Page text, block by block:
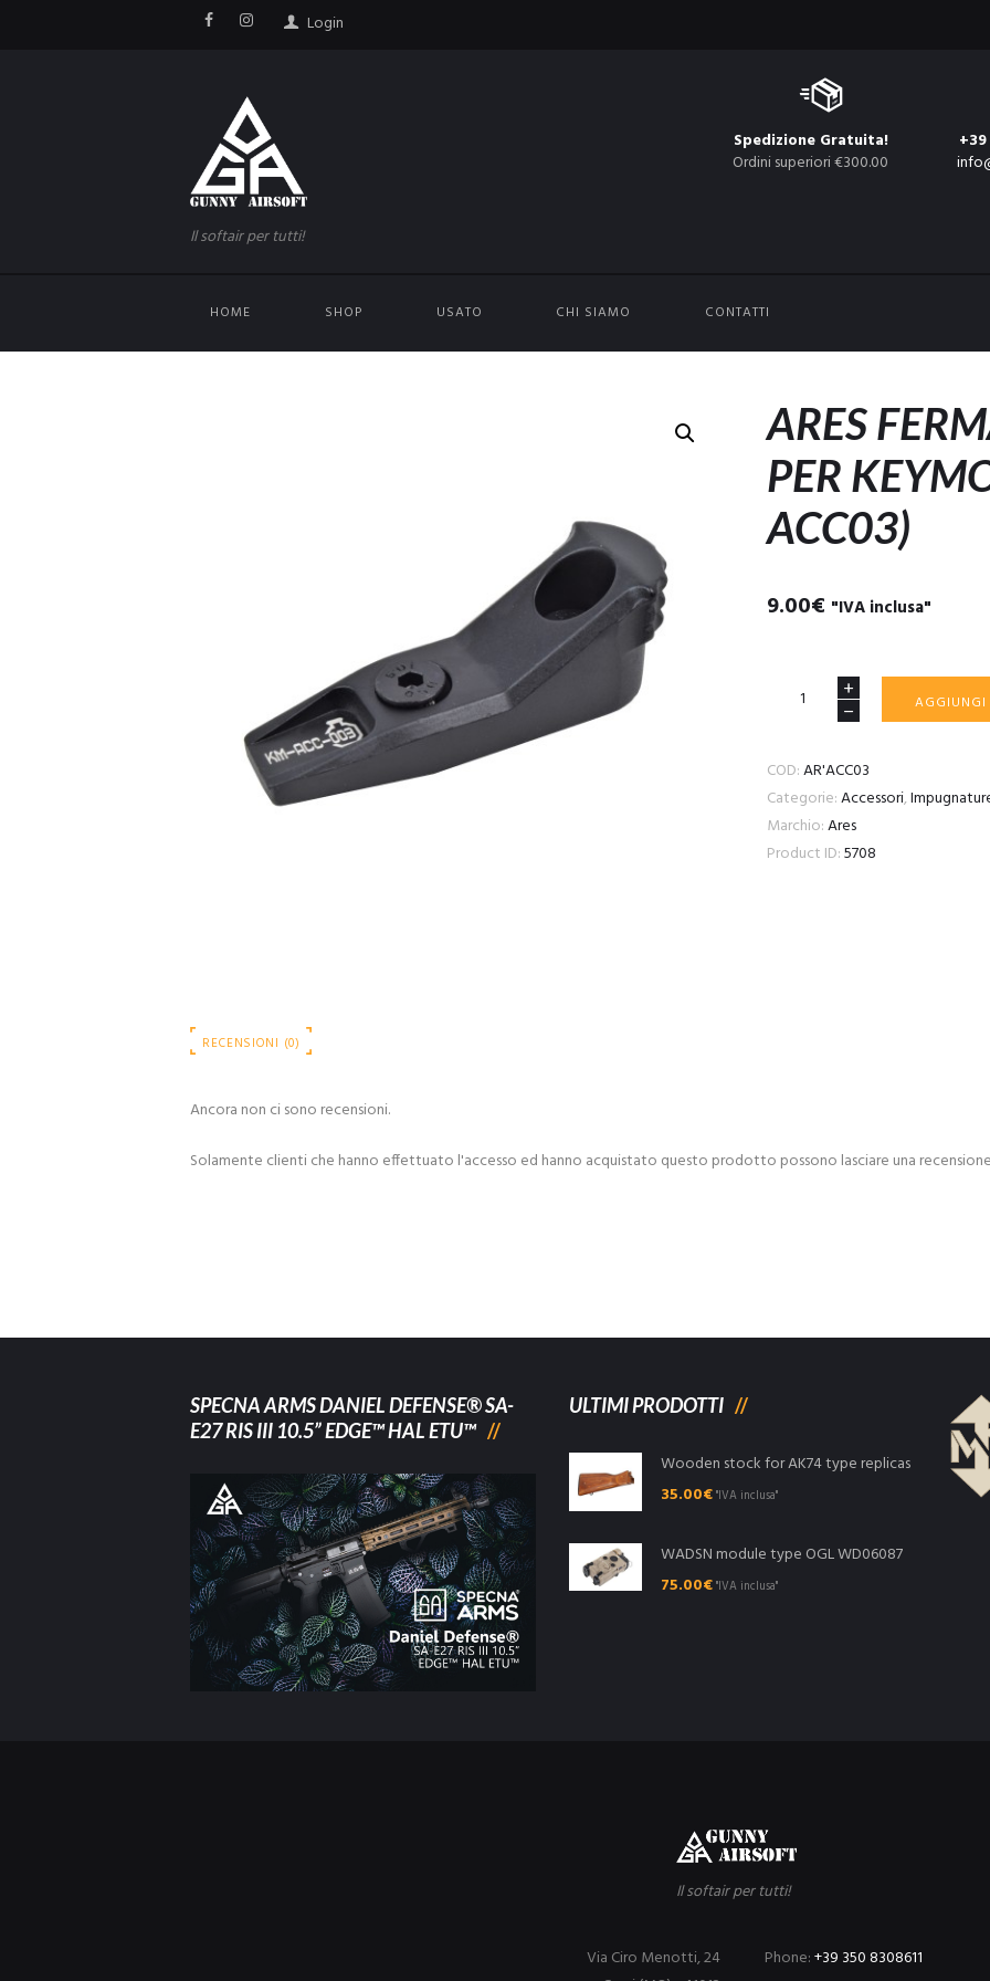
Login
Il softair per tutti!
Spedizione Gratuita!
Ordini superiori €300.00
HOME SHOP USATO CHI SIAMO CONTATTI
ARES
PER
ACC03)
9.00€ "IVA inclusa"
TIPO
A
PER
KEYMOD
AGGIUNGI
COD:AR'ACC03
Categorie:Accessori,
Marchio:Ares
Product ID:5708
RECENSIONI (0)
Ancora non ci sono recensioni.
Solamente clienti che hanno effettuato l'accesso ed hanno acquistato questo prodotto possono lasciare una
SPECNA ARMS DANIEL DEFENSE® SA-
E27 RIS III 10.5” EDGE™ HAL ETU™
ULTIMI PRODOTTI
Wooden stock for AK74 type replicas
35.00€"IVA inclusa"
WADSN module type OGL WD06087
75.00€"IVA inclusa"
Il softair per tutti!
Phone:+39 350 8308611
Via Ciro Menotti, 24